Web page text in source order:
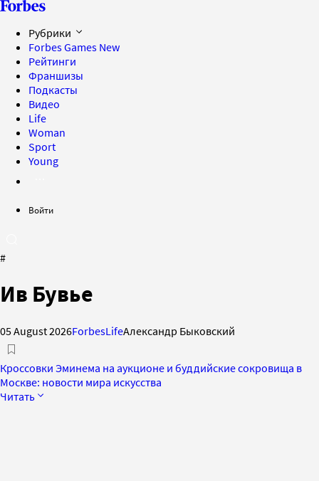
Рубрики
Forbes Games New
Рейтинги
Франшизы
Подкасты
Видео
Life
Woman
Sport
Young
Войти
#
Ив Бувье
05 August 2026ForbesLifeАлександр Быковский
Кроссовки Эминема на аукционе и буддийские сокровища в
Москве: новости мира искусства
Читать